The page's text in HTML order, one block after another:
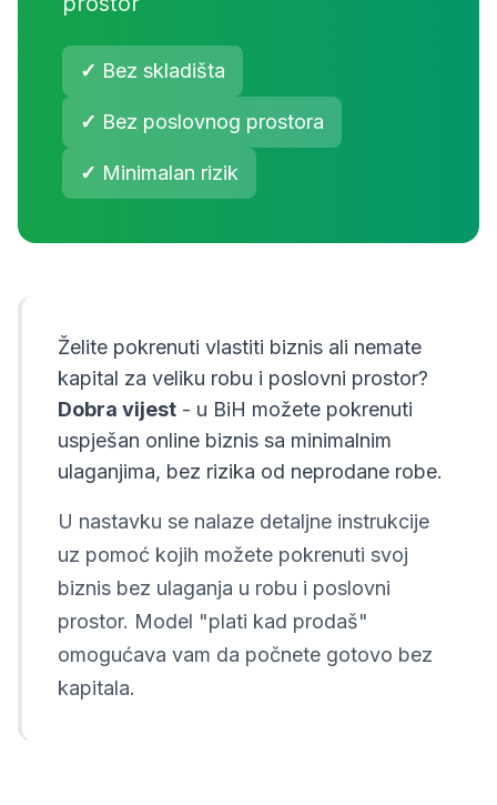
✓ Bez skladišta
✓ Bez poslovnog prostora
✓ Minimalan rizik
Želite pokrenuti vlastiti biznis ali nemate
kapital za veliku robu i poslovni prostor?
Dobra vijest - u BiH možete pokrenuti
uspješan online biznis sa minimalnim
ulaganjima, bez rizika od neprodane robe.
U nastavku se nalaze detaljne instrukcije
uz pomoć kojih možete pokrenuti svoj
biznis bez ulaganja u robu i poslovni
prostor. Model "plati kad prodaš"
omogućava vam da počnete gotovo bez
kapitala.